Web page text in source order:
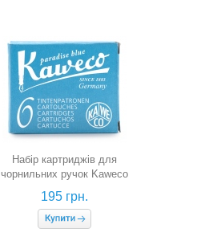
Набір картриджів для
чорнильних ручок Kaweco
(бірюзового кольору, 6
шт.)
195 грн.